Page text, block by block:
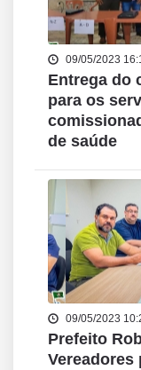
09/05/2023
Entrega do
para os
de saúde
09/05/2023
Prefeito
Vereadores